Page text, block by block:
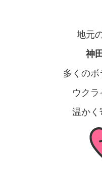
地元
神
多くのボ
ウクラ
温かく